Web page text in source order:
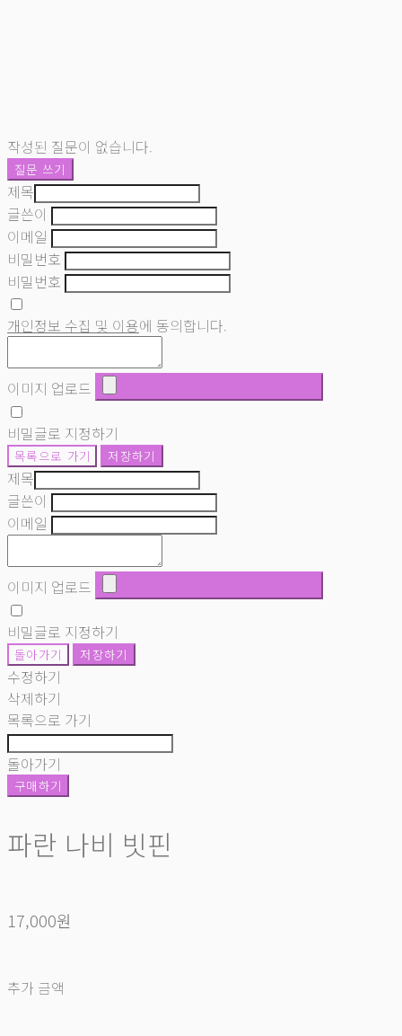
작성된 질문이 없습니다.
질문 쓰기
제목
글쓴이
이메일
비밀번호
비밀번호
개인정보 수집 및 이용에 동의합니다.
이미지 업로드
비밀글로 지정하기
목록으로 가기 저장하기
제목
글쓴이
이메일
이미지 업로드
비밀글로 지정하기
돌아가기 저장하기
수정하기
삭제하기
목록으로 가기
돌아가기
구매하기
파란 나비 빗핀
17,000원
추가 금액